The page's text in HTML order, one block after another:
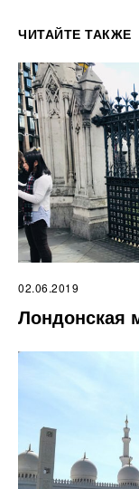
ЧИТАЙТЕ ТАКЖЕ
02.06.2019
Лондонская